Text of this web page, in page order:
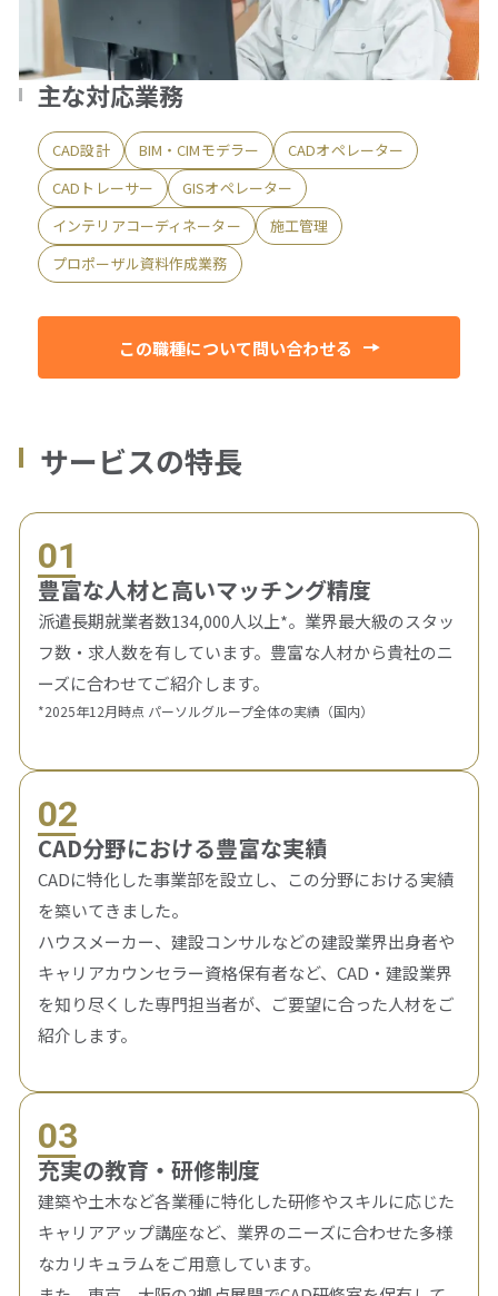
主な対応業務
CAD設計 BIM・CIMモデラー
CADオペレーター
CADトレーサー
GISオペレーター
インテリアコーディネーター
施工管理
プロポーザル資料作成業務
この職種について問い合わせる
サービスの特長
01
豊富な人材と高いマッチング精度
派遣長期就業者数134,000人以上*。業界最大級のスタッ
フ数・求人数を有しています。豊富な人材から貴社のニ
ーズに合わせてご紹介します。
*2025年12月時点 パーソルグループ全体の実績（国内）
02
CAD分野における豊富な実績
CADに特化した事業部を設立し、この分野における実績
を築いてきました。
ハウスメーカー、建設コンサルなどの建設業界出身者や
キャリアカウンセラー資格保有者など、CAD・建設業界
を知り尽くした専門担当者が、ご要望に合った人材をご
紹介します。
03
充実の教育・研修制度
建築や土木など各業種に特化した研修やスキルに応じた
キャリアアップ講座など、業界のニーズに合わせた多様
なカリキュラムをご用意しています。